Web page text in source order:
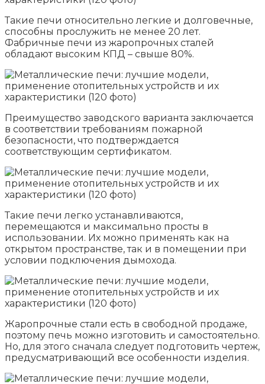
Такие печи относительно легкие и долговечные,
способны прослужить не менее 20 лет.
Фабричные печи из жаропрочных сталей
обладают высоким КПД – свыше 80%.
Преимущество заводского варианта заключается
в соответствии требованиям пожарной
безопасности, что подтверждается
соответствующим сертификатом.
Такие печи легко устанавливаются,
перемещаются и максимально просты в
использовании. Их можно применять как на
открытом пространстве, так и в помещении при
условии подключения дымохода.
Жаропрочные стали есть в свободной продаже,
поэтому печь можно изготовить и самостоятельно.
Но, для этого сначала следует подготовить чертеж,
предусматривающий все особенности изделия.